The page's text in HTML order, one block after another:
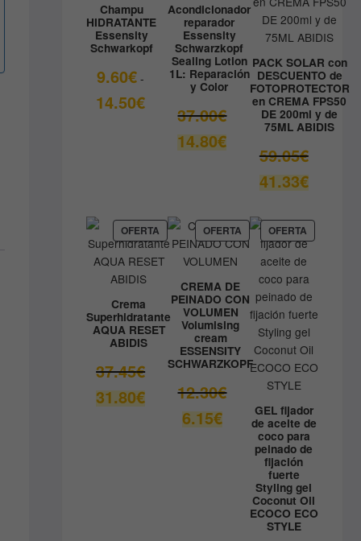
Champu
HIDRATANTE
Essensity
Schwarkopf
9.60€ -
14.50€Rango
precios:
Acondicionador
reparador
Essensity
Schwarzkopf
Sealing Lotion
1L: Reparación
y Color
37.00€El
original
37.00€.
14.80€El
precio
PACK SOLAR con
DESCUENTO de
FOTOPROTECTOR
en CREMA FPS50
DE 200ml y de
75ML ABIDIS
59.05€El
original
59.05€.
41.33€El
precio
OFERTAPRODUCTO
EN
OFERTA
Crema
Superhidratante
AQUA RESET
ABIDIS
37.45€El
original
31.80€El
precio
OFERTA PRODUCTO
EN
OFERTA
CREMA DE
PEINADO CON
VOLUMEN
Volumising
cream
ESSENSITY
SCHWARZKOPF
12.30€El
precio
original
12.30€.
6.15€El
precio
OFERTAPRODUCTO
EN
OFERTA
GEL fijador
de aceite de
coco para
peinado de
fijación
fuerte
Styling gel
Coconut Oil
ECOCO ECO
STYLE